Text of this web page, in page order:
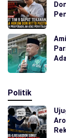
Politik